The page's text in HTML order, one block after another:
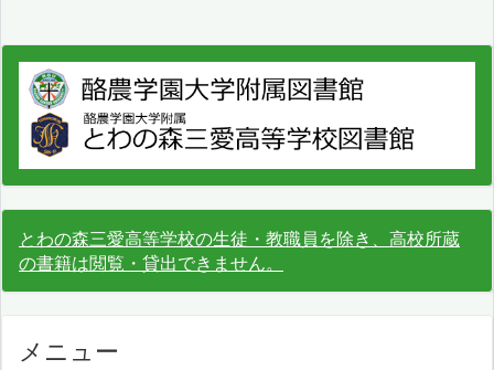
とわの森三愛高等学校の生徒・教職員を除き、高校所蔵
の書籍は閲覧・貸出できません。
メニュー